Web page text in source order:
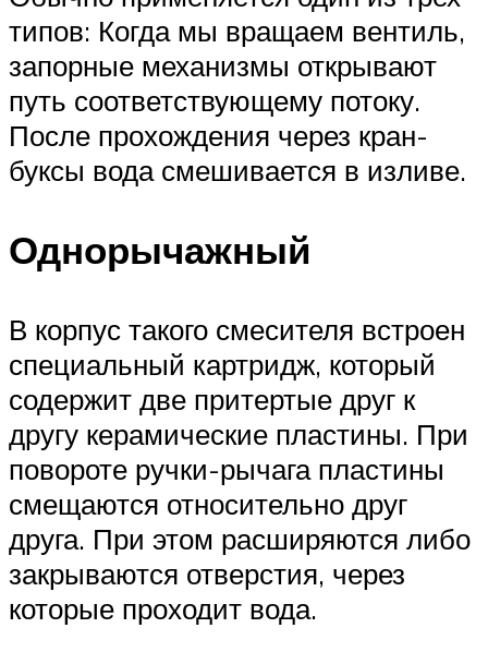
типов: Когда мы вращаем вентиль,
запорные механизмы открывают
путь соответствующему потоку.
После прохождения через кран-
буксы вода смешивается в изливе.
Однорычажный
В корпус такого смесителя встроен
специальный картридж, который
содержит две притертые друг к
другу керамические пластины. При
повороте ручки-рычага пластины
смещаются относительно друг
друга. При этом расширяются либо
закрываются отверстия, через
которые проходит вода.